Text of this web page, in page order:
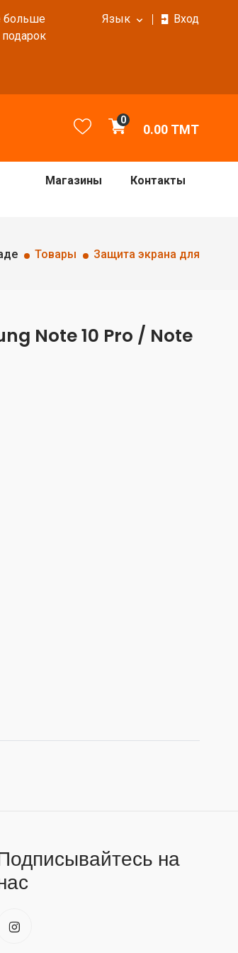
больше
Язык Вход
0
0.00 TMT
Магазины Контакты
Товары Защита экрана для
Note 10 Pro / Note
на